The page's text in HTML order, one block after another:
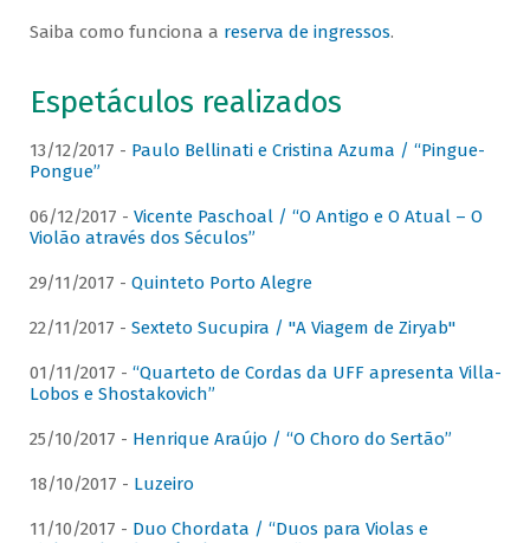
Saiba como funciona a reserva de ingressos.
Espetáculos realizados
13/12/2017 - Paulo Bellinati e Cristina Azuma / “Pingue-
Pongue”
06/12/2017 - Vicente Paschoal / “O Antigo e O Atual – O
Violão através dos Séculos”
29/11/2017 - Quinteto Porto Alegre
22/11/2017 - Sexteto Sucupira / "A Viagem de Ziryab"
01/11/2017 - “Quarteto de Cordas da UFF apresenta Villa-
Lobos e Shostakovich”
25/10/2017 - Henrique Araújo / “O Choro do Sertão”
18/10/2017 - Luzeiro
11/10/2017 - Duo Chordata / “Duos para Violas e